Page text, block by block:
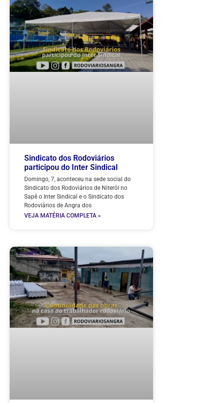
Sindicato dos Rodoviários
participou do Inter Sindical
Domingo, 7, aconteceu na sede social do
Sindicato dos Rodoviários de Niterói no
Sapê o Inter Sindical e o Sindicato dos
Rodoviários de Angra dos
VEJA MATÉRIA COMPLETA »